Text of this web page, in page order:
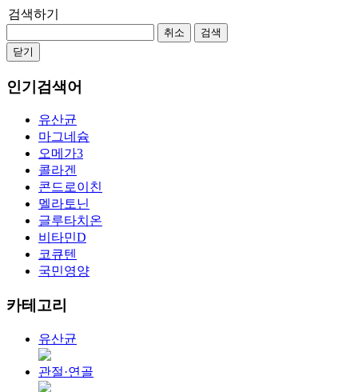
검색하기
취소
검색
닫기
인기검색어
유산균
마그네슘
오메가3
콜라겐
콘드로이친
멜라토닌
글루타치온
비타민D
코큐텐
국민영양
카테고리
유산균
관절·연골